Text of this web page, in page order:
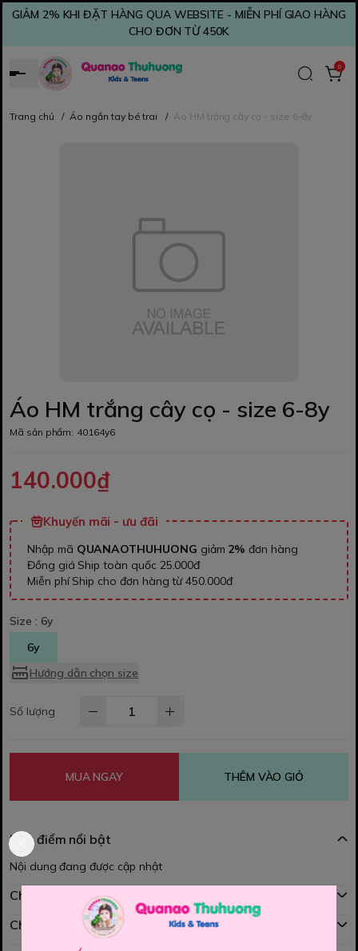
GIẢM 2% KHI ĐẶT HÀNG QUA WEBSITE - MIỄN PHÍ GIAO HÀNG
CHO ĐƠN TỪ 450K
0
Trang chủ / Áo ngắn tay bé trai / Áo HM trắng cây cọ - size 6-8y
Áo HM trắng cây cọ - size 6-8y
Mã sản phẩm: 40164y6
140.000₫
Khuyến mãi - ưu đãi
Nhập mã QUANAOTHUHUONG giảm 2% đơn hàng
Đồng giá Ship toàn quốc 25.000đ
Miễn phí Ship cho đơn hàng từ 450.000đ
Size : 6y
6y
Hướng dẫn chọn size
Số lượng
MUA NGAY THÊM VÀO GIỎ
Đặc điểm nổi bật
Nội dung đang được cập nhật
Chính sách mua hàng
Chính sách đổi hàng